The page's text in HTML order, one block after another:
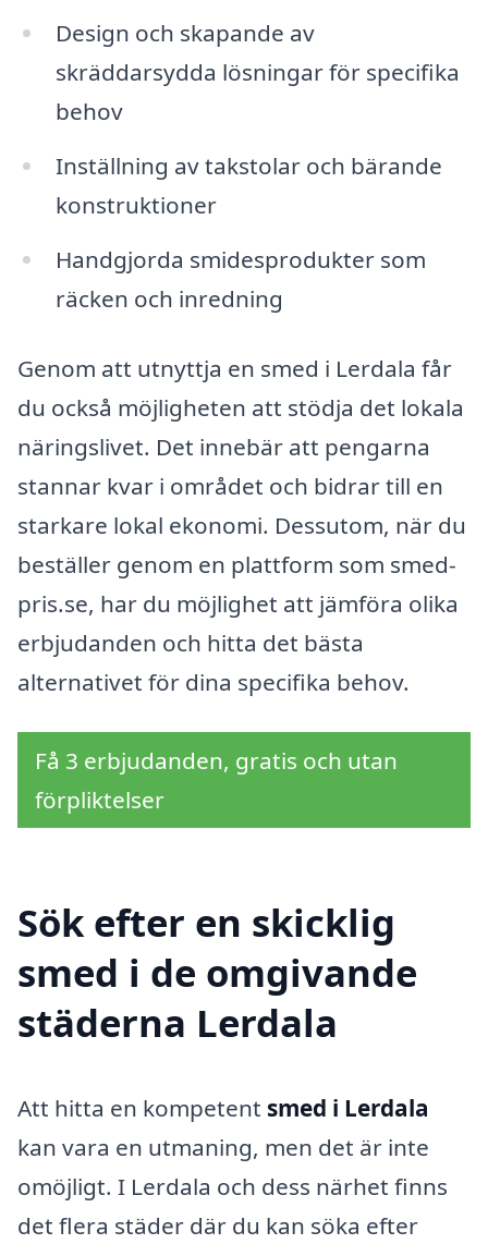
Design och skapande av
skräddarsydda lösningar för specifika
behov
Inställning av takstolar och bärande
konstruktioner
Handgjorda smidesprodukter som
räcken och inredning
Genom att utnyttja en smed i Lerdala får
du också möjligheten att stödja det lokala
näringslivet. Det innebär att pengarna
stannar kvar i området och bidrar till en
starkare lokal ekonomi. Dessutom, när du
beställer genom en plattform som smed-
pris.se, har du möjlighet att jämföra olika
erbjudanden och hitta det bästa
alternativet för dina specifika behov.
Få 3 erbjudanden, gratis och utan
förpliktelser
Sök efter en skicklig
smed i de omgivande
städerna Lerdala
Att hitta en kompetent smed i Lerdala
kan vara en utmaning, men det är inte
omöjligt. I Lerdala och dess närhet finns
det flera städer där du kan söka efter